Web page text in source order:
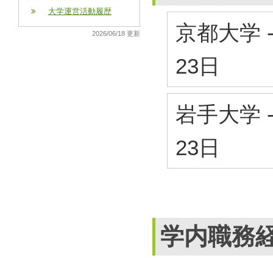
大学運営活動履歴
2026/06/18 更新
京都大学
23日
岩手大学
23日
学内職務